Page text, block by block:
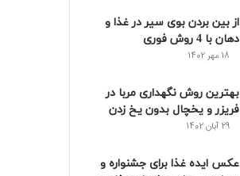
از بین بردن بوی سیر در غذا و
دهان با 4 روش فوری
18 مهر 1402
بهترین روش نگهداری مربا در
فریزر و یخچال بدون یخ زدن
29 آبان 1402
عکس ایده غذا برای جشنواره و